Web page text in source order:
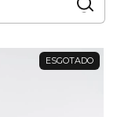
ESGOTADO